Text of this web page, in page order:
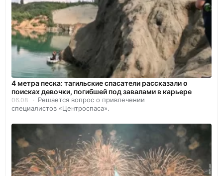
4 метра песка: тагильские спасатели рассказали о
поисках девочки, погибшей под завалами в карьере
06.08
Решается вопрос о привлечении
специалистов «Центроспаса».